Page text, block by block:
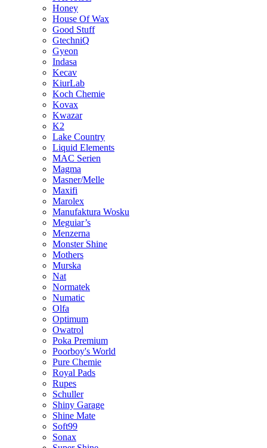
Honey
House Of Wax
Good Stuff
GtechniQ
Gyeon
Indasa
Kecav
KiurLab
Koch Chemie
Kovax
Kwazar
K2
Lake Country
Liquid Elements
MAC Serien
Magma
Masner/Melle
Maxifi
Marolex
Manufaktura Wosku
Meguiar’s
Menzerna
Monster Shine
Mothers
Murska
Nat
Normatek
Numatic
Olfa
Optimum
Owatrol
Poka Premium
Poorboy's World
Pure Chemie
Royal Pads
Rupes
Schuller
Shiny Garage
Shine Mate
Soft99
Sonax